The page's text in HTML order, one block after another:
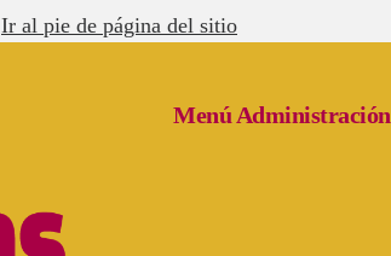
Ir al pie de página del sitio
Menú Administración